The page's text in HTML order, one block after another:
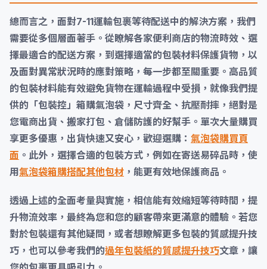
總而言之，面對7-11運輸包裹等待配送中的解決方案 ，我們
需要從多個層面著手。從瞭解各家便利商店的物流時效、選
擇最適合的配送方案，到選擇適當的包裝材料保護貨物，以
及面對異常狀況時的應對策略，每一步都至關重要。高品質
的包裝材料能有效避免貨物在運輸過程中受損，就像我們提
供的「包裝控」箱購氣泡袋，尺寸齊全、抗壓耐摔，絕對是
您電商出貨、搬家打包、倉儲防護的好幫手。單次大量購買
享更多優惠，出貨快速又安心，歡迎選購： 氣泡袋購買頁
面 。此外，選擇合適的包裝方式，例如在寄送易碎品時，使
用氣泡袋箱購搭配其他包材 ，能更有效地保護商品。
透過上述的全面考量與實施，相信能有效縮短等待時間，提
升物流效率，最終為您和您的顧客帶來更滿意的體驗。若您
對於包裝還有其他疑問，或者想瞭解更多包裝的質感提升技
巧，也可以參考我們的過年包裝紙的質感提升技巧文章，讓